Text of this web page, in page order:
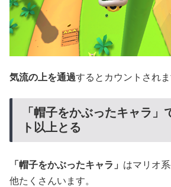
気流の上を通過するとカウントされま
「帽子をかぶったキャラ」
ト以上とる
「帽子をかぶったキャラ」 はマリオ
他たくさんいます。